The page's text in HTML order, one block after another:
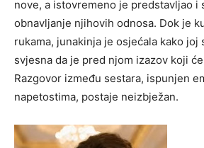
nove, a istovremeno je predstavljao i
obnavljanje njihovih odnosa. Dok je
rukama, junakinja je osjećala kako joj
svjesna da je pred njom izazov koji
Razgovor između sestara, ispunjen
napetostima, postaje neizbježan.